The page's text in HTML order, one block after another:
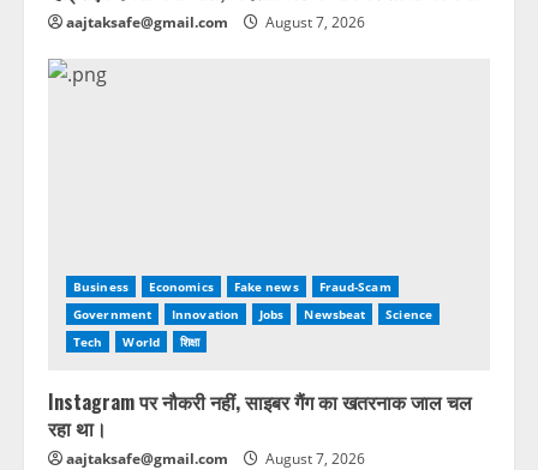
aajtaksafe@gmail.com August 7, 2026
Business Economics Fake news
Fraud-Scam
Government
Innovation Jobs Newsbeat
Science
Tech
World शिक्षा
Instagram पर नौकरी नहीं, साइबर गैंग का खतरनाक जाल चल
रहा था।
aajtaksafe@gmail.com August 7, 2026